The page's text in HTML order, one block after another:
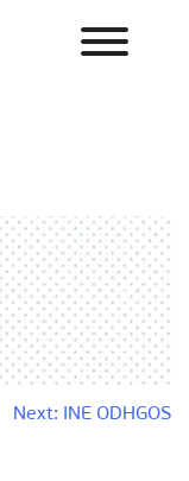
Next: INE ODHGOS